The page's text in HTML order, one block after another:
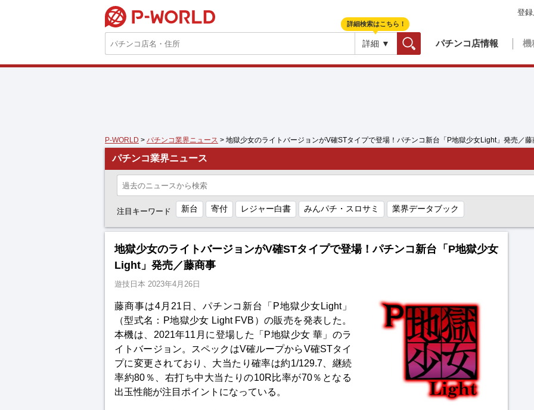
詳細 ▼ パチンコ店情報 機
登
詳細検索はこちら！
P-WORLD > パチンコ業界ニュース > 地獄少女のライトバージョンがV確STタイプで登場！パチンコ新台「P地獄少女Light」発売／藤
パチンコ業界ニュース
注目キーワード 新台 寄付 レジャー白書 みんパチ・スロサミ 業界データブック
地獄少女のライトバージョンがV確STタイプで登場！パチンコ新台「P地獄少女
Light」発売／藤商事
遊技日本 2023年4月26日
藤商事は4月21日、パチンコ新台「P地獄少女Light」
（型式名：P地獄少女 Light FVB）の販売を発表した。
本機は、2021年11月に登場した「P地獄少女 華」のラ
イトバージョン。スペックはV確ループからV確STタイ
プに変更されており、大当たり確率は約1/129.7、継続
率約80％、右打ち中大当たりの10R比率が70％となる
出玉性能が注目ポイントになっている。